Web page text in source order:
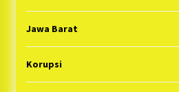
Jawa Barat
Korupsi